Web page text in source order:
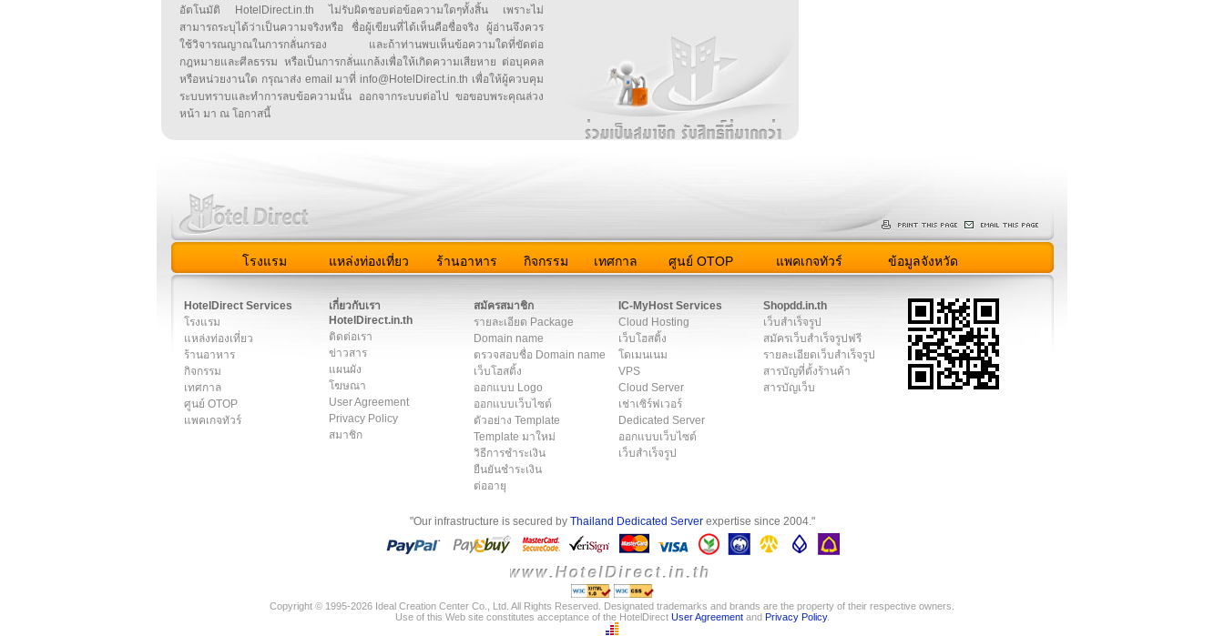
อัตโนมัติ HotelDirect.in.th ไม่รับผิดชอบต่อข้อความใดๆทั้งสิ้น เพราะไม่
สามารถระบุได้ว่าเป็นความจริงหรือ ชื่อผู้เขียนที่ได้เห็นคือชื่อจริง ผู้อ่านจึงควร
ใช้วิจารณญาณในการกลั่นกรอง และถ้าท่านพบเห็นข้อความใดที่ขัดต่อ
กฎหมายและศีลธรรม หรือเป็นการกลั่นแกล้งเพื่อให้เกิดความเสียหาย ต่อบุคคล
หรือหน่วยงานใด กรุณาส่ง email มาที่ info@HotelDirect.in.th เพื่อให้ผู้ควบคุม
ระบบทราบและทำการลบข้อความนั้น ออกจากระบบต่อไป ขอขอบพระคุณล่วง
หน้า มา ณ โอกาสนี้
โรงแรม แหล่งท่องเที่ยว ร้านอาหาร กิจกรรม เทศกาล ศูนย์ OTOP แพคเกจทัวร์ ข้อมูลจังหวัด
HotelDirect Services
โรงแรม
แหล่งท่องเที่ยว
ร้านอาหาร
กิจกรรม
เทศกาล
ศูนย์ OTOP
แพคเกจทัวร์
เกี่ยวกับเรา
HotelDirect.in.th
ติดต่อเรา
ข่าวสาร
แผนผัง
โฆษณา
User Agreement
Privacy Policy
สมาชิก
สมัครสมาชิก
รายละเอียด Package
Domain name
ตรวจสอบชื่อ Domain name
เว็บโฮสติ้ง
ออกแบบ Logo
ออกแบบเว็บไซต์
ตัวอย่าง Template
Template มาใหม่
วิธีการชำระเงิน
ยืนยันชำระเงิน
ต่ออายุ
IC-MyHost Services
Cloud Hosting
เว็บโฮสติ้ง
โดเมนเนม
VPS
Cloud Server
เช่าเซิร์ฟเวอร์
Dedicated Server
ออกแบบเว็บไซต์
เว็บสำเร็จรูป
Shopdd.in.th
เว็บสำเร็จรูป
สมัครเว็บสำเร็จรูปฟรี
รายละเอียดเว็บสำเร็จรูป
สารบัญที่ตั้งร้านค้า
สารบัญเว็บ
"Our infrastructure is secured by Thailand Dedicated Serverexpertise since 2004."
Copyright © 1995-2026 Ideal Creation Center Co., Ltd. All Rights Reserved. Designated trademarks and brands are the property of their respective owners.
Use of this Web site constitutes acceptance of the HotelDirect User Agreementand Privacy Policy.